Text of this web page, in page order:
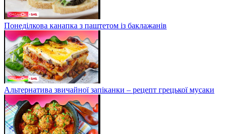
Понеділкова канапка з паштетом із баклажанів
Альтернатива звичайної запіканки – рецепт грецької мусаки